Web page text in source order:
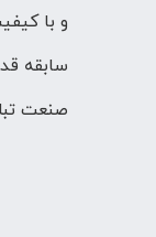
و با
سابقه
صنعت